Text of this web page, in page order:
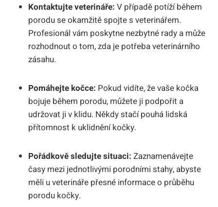
Kontaktujte veterináře: V případě potíží během
porodu se okamžitě spojte s veterinářem.
Profesionál vám poskytne nezbytné rady a může
rozhodnout o tom, zda je potřeba veterinárního
zásahu.
Pomáhejte kočce: Pokud vidíte, že vaše kočka
bojuje během porodu, můžete ji podpořit a
udržovat ji v klidu. Někdy stačí pouhá lidská
přítomnost k uklidnění kočky.
Pořádkově sledujte situaci: Zaznamenávejte
časy mezi jednotlivými porodními stahy, abyste
měli u veterináře přesné informace o průběhu
porodu kočky.